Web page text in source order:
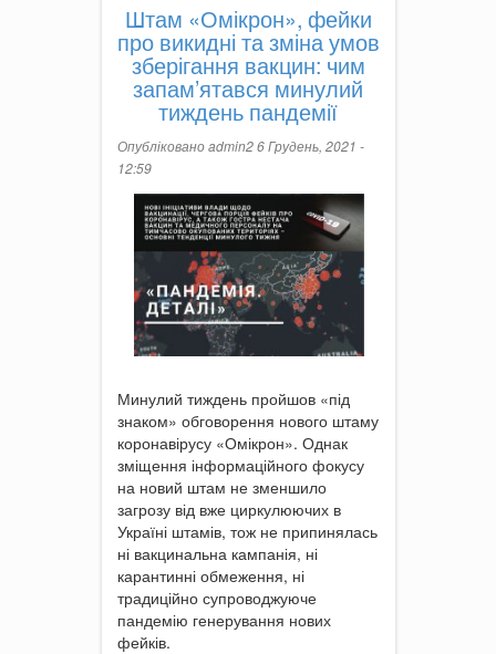
Штам «Омікрон», фейки
про викидні та зміна умов
зберігання вакцин: чим
запам’ятався минулий
тиждень пандемії
Опублікованоadmin26 Грудень, 2021 -
12:59
Минулий тиждень пройшов «під
знаком» обговорення нового штаму
коронавірусу «Омікрон». Однак
зміщення інформаційного фокусу
на новий штам не зменшило
загрозу від вже циркулюючих в
Україні штамів, тож не припинялась
ні вакцинальна кампанія, ні
карантинні обмеження, ні
традиційно супроводжуюче
пандемію генерування нових
фейків.